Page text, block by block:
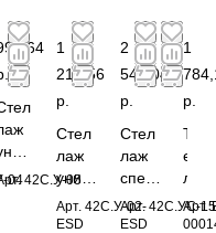
0442С.У-05
1
216,56
р.
Стел
лаж
унив
ерса
льны
Арт.42С.У-02-
ESD
2
540,04
р.
Стел
лаж
спец
иаль
ный
Арт.42С.УС-
ESD
1
р.
Т
е
л
е
ж
Арт.